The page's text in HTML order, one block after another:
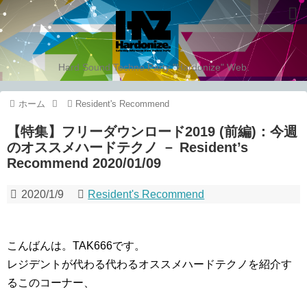
Hard Sound Techno Party "Hardonize" Web.
ホーム Resident's Recommend
【特集】フリーダウンロード2019 (前編)：今週
のオススメハードテクノ － Resident’s
Recommend 2020/01/09
2020/1/9 Resident's Recommend
こんばんは。TAK666です。
レジデントが代わる代わるオススメハードテクノを紹介す
るこのコーナー、